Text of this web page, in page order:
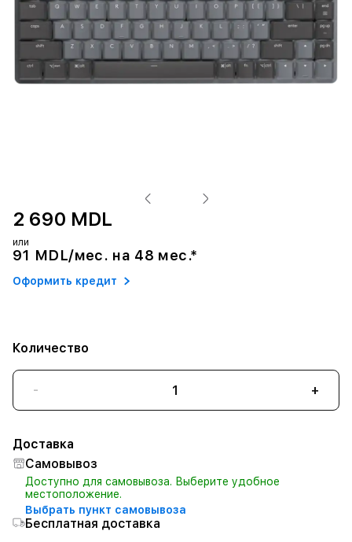
2 690 MDL
или
91 MDL/мес. на 48 мес.*
Оформить кредит
Количество
- +
Доставка
Самовывоз
Доступно для самовывоза. Выберите удобное
местоположение.
Выбрать пункт самовывоза
Бесплатная доставка